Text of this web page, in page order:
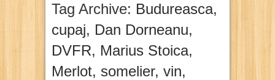
Tag Archive: Budureasca,
cupaj, Dan Dorneanu,
DVFR, Marius Stoica,
Merlot, somelier, vin,